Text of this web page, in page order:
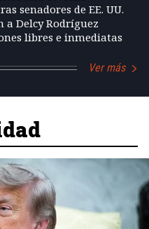
senadores de EE. UU.
a Delcy Rodríguez
libres e inmediatas
Ver más